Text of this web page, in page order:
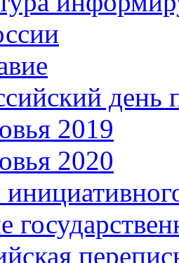
день
2019
2020